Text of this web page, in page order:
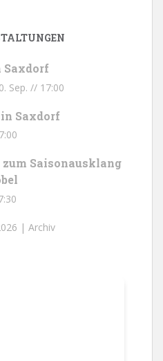
Saxdorf
Sep. // 17:00
Saxdorf
Saisonausklang
| Archiv